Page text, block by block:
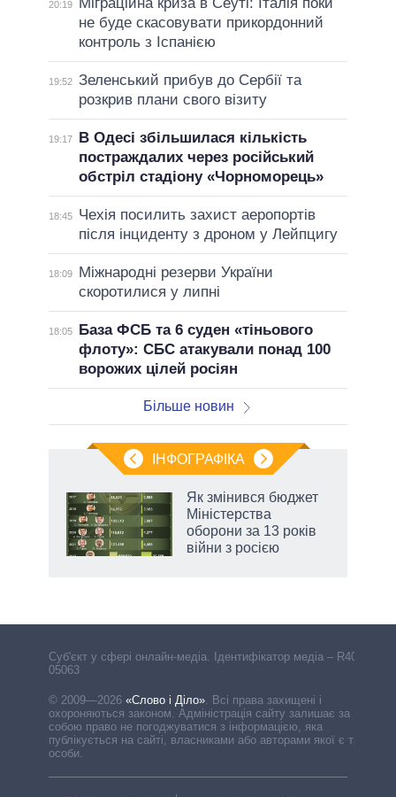
20:19
не буде скасовувати прикордонний
контроль з Іспанією
19:52 Зеленський прибув до Сербії та
розкрив плани свого візиту
19:17
В Одесі збільшилася кількість
постраждалих через російський
обстріл стадіону «Чорноморець»
18:45
Чехія посилить захист аеропортів
після інциденту з дроном у Лейпцигу
18:09
Міжнародні резерви України
скоротилися у липні
18:05
База ФСБ та 6 суден «тіньового
флоту»: СБС атакували понад 100
ворожих цілей росіян
Більше новин
ІНФОГРАФІКА
Як змінився бюджет
Міністерства
оборони за 13 років
війни з росією
Cуб'єкт у сфері онлайн-медіа. Ідентифікатор медіа – R40-
05063
© 2009—2026 «Слово і Діло». Всі права захищені і
охороняються законом. Адміністрація сайту залишає за
собою право не погоджуватися з інформацією, яка
публікується на сайті, власниками або авторами якої є треті
особи.